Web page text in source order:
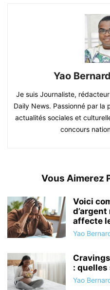
Yao
Je suis Journaliste,
Daily News. Passionné par
actualités sociales et
concours
Vous Aimerez
Voici
affecte
Yao
:
Yao